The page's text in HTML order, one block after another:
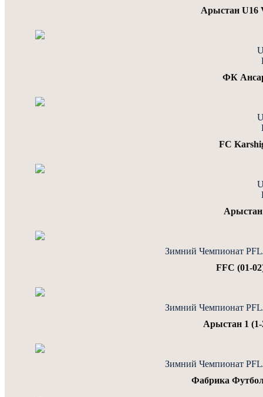
Арыстан U16
ФК
FC
Арыстан
Зимний Чемпионат
FFC (01-
Зимний Чемпионат
Арыстан 1 (1-
Зимний Чемпионат
Фабрика